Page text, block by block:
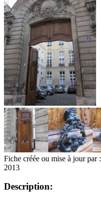
Fiche créée ou mise à jour par :
2013
Description: